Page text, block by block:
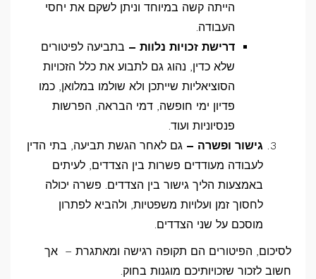
הייתה קשה במיוחד וניתן לשקם את יחסי
העבודה.
דרישת זכויות נלוות – בתביעה לפיטורים
שלא כדין, נהוג גם לתבוע את כלל הזכויות
הסוציאליות שייתכן ולא שולמו במלואן, כמו
פדיון ימי חופשה, דמי הבראה, הפרשות
פנסיוניות ועוד.
גישור ופשרה – גם לאחר הגשת תביעה, בתי הדין
לעבודה מעודדים פשרות בין הצדדים, לעיתים
באמצעות הליך גישור בין הצדדים. פשרה יכולה
לחסוך זמן ועלויות משפטיות, ולהביא לפתרון
מוסכם על שני הצדדים.
לסיכום, הפיטורים הם תקופה רגישה ומאתגרת – אך
חשוב לזכור שזכויותיכם מוגנות בחוק.